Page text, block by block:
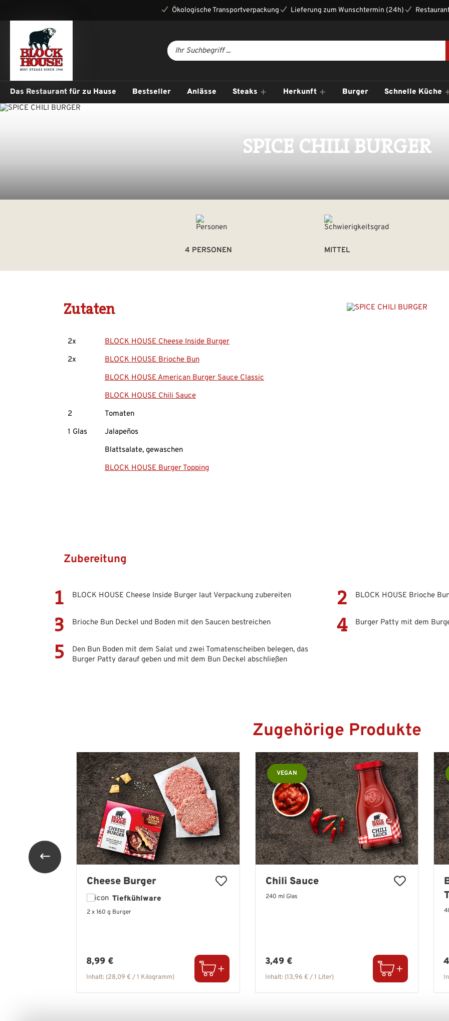
Ökologische Transportverpackung Lieferung zum Wunschtermin (24h)
Das Restaurant für zu Hause Bestseller Anlässe Steaks Herkunft Burger Schnelle Küche
SPICE CHILI BURGER
4 PERSONEN MITTEL
Zutaten
2x
BLOCK HOUSE Cheese Inside Burger
2x
BLOCK HOUSE Brioche Bun
BLOCK HOUSE American Burger Sauce Classic
BLOCK HOUSE Chili Sauce
2
Tomaten
1 Glas
Jalapeños
Blattsalate, gewaschen
BLOCK HOUSE Burger Topping
Zubereitung
BLOCK HOUSE Cheese Inside Burger laut Verpackung zubereiten BLOCK HOUSE Brioche
Brioche Bun Deckel und Boden mit den Saucen bestreichen Burger Patty mit dem
Den Bun Boden mit dem Salat und zwei Tomatenscheiben belegen, das
Burger Patty darauf geben und mit dem Bun Deckel abschließen
Zugehörige Produkte
Cheese Burger
Tiefkühlware
2 x 160 g Burger
Regulärer Preis:
8,99 €
Inhalt: (28,09 € / 1 Kilogramm)
VEGAN
Chili Sauce
240 ml Glas
Regulärer Preis:
3,49 €
Inhalt: (13,96 € / 1 Liter)